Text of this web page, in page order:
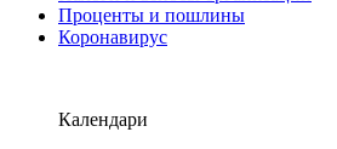
Проценты и пошлины
Коронавирус
Календари